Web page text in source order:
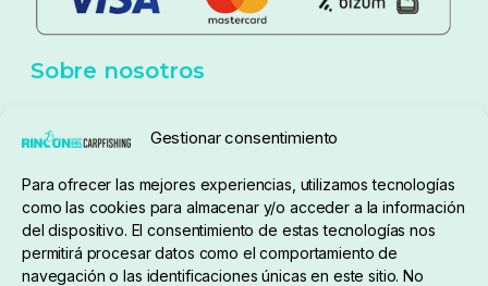
Gestionar consentimiento
Para ofrecer las mejores experiencias, utilizamos tecnologías
como las cookies para almacenar y/o acceder a la información
del dispositivo. El consentimiento de estas tecnologías nos
permitirá procesar datos como el comportamiento de
navegación o las identificaciones únicas en este sitio. No